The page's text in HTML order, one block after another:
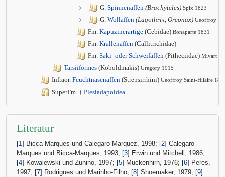
G. Spinnenaffen (Brachyteles) Spix 1823
G. Wollaffen (Lagothrix, Oreonax) Geoffroy
Fm. Kapuzinerartige (Cebidae) Bonaparte 1831
Fm. Krallenaffen (Callitrichidae)
Fm. Saki- oder Schweifaffen (Pitheciidae) Mivart
Tarsiiformes (Koboldmakis) Gregory 1915
Infraor. Feuchtnasenaffen (Strepsirrhini) Geoffroy Saint-Hilaire
SuperFm. † Plesiadapoidea
Literatur
[1] Bicca-Marques und Calegaro-Marquez, 1998; [2] Calegaro-
Marques und Bicca-Marques, 1993; [3] Erwin und Mitchell, 1986;
[4] Kowalewski und Zunino, 1997; [5] Muckenhirn, 1976; [6] Peres,
1997; [7] Rodrigues und Marinho-Filho; [8] Shoemaker, 1979; [9]